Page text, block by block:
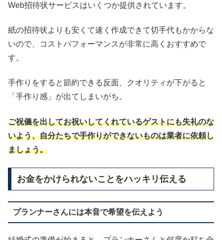
Web招待状サービスはいくつか提供されています。
紙の招待状よりも安くて速く作成できて切手代もかからな
いので、コストパフォーマンスが非常に高くおすすめで
す。
手作りをすると節約できる反面、クオリティが下がると
「手作り感」が出てしまいがち。
ご祝儀を出してお祝いしてくれているゲストにも失礼のな
いよう、自分たちで手作りができないものは業者に依頼し
ましょう。
お金をかけられないことをハッキリ伝える
プランナーさんには本音で希望を伝えよう